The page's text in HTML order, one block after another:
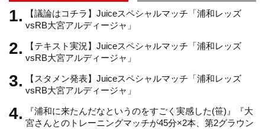
m h
a
n
【議論はコチラ】Juiceスペシャルマッチ「浦和レッズ
vsRB大宮アルディージャ」
【テキスト実況】Juiceスペシャルマッチ「浦和レッズ
vsRB大宮アルディージャ」
【スタメン発表】Juiceスペシャルマッチ「浦和レッズ
vsRB大宮アルディージャ」
『浦和に来たんだなというのをすごく実感した(笹)』『大
宮さんとのトレーニングマッチが45分×2本、第2グラウン